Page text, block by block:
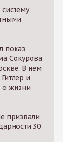
систему
показ
Сокурова
В нем
и
о жизни
призвали
30